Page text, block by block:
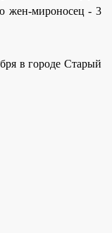
жен-мироносец - 3
в городе Старый